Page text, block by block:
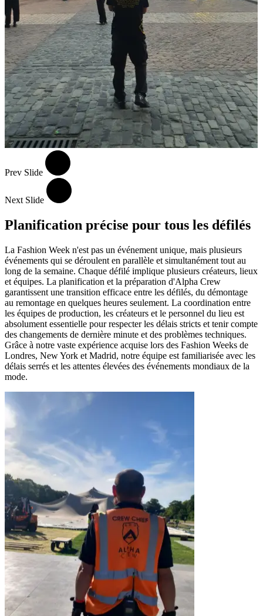
Prev Slide
Next Slide
Planification précise pour tous les défilés
La Fashion Week n'est pas un événement unique, mais plusieurs
événements qui se déroulent en parallèle et simultanément tout au
long de la semaine. Chaque défilé implique plusieurs créateurs, lieux
et équipes. La planification et la préparation d'Alpha Crew
garantissent une transition efficace entre les défilés, du démontage
au remontage en quelques heures seulement. La coordination entre
les équipes de production, les créateurs et le personnel du lieu est
absolument essentielle pour respecter les délais stricts et tenir compte
des changements de dernière minute et des problèmes techniques.
Grâce à notre vaste expérience acquise lors des Fashion Weeks de
Londres, New York et Madrid, notre équipe est familiarisée avec les
délais serrés et les attentes élevées des événements mondiaux de la
mode.